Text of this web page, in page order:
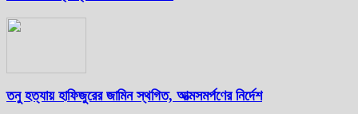
তনু হত্যায় হাফিজুরের জামিন স্থগিত, আত্মসমর্পণের নির্দেশ